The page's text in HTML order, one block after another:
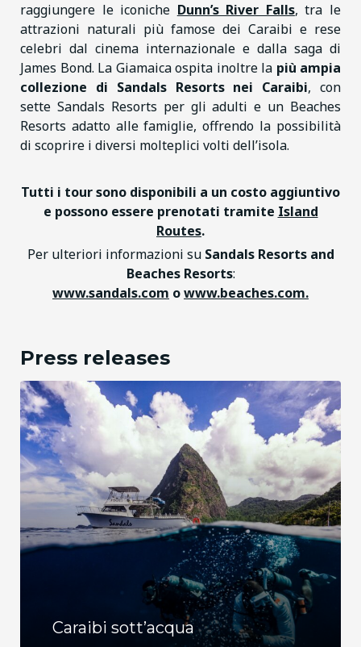
raggiungere le iconiche Dunn’s River Falls, tra le
attrazioni naturali più famose dei Caraibi e rese
celebri dal cinema internazionale e dalla saga di
James Bond. La Giamaica ospita inoltre la più ampia
collezione di Sandals Resorts nei Caraibi, con
sette Sandals Resorts per gli adulti e un Beaches
Resorts adatto alle famiglie, offrendo la possibilità
di scoprire i diversi molteplici volti dell’isola.
Tutti i tour sono disponibili a un costo aggiuntivo
e possono essere prenotati tramite Island
Routes.
Per ulteriori informazioni su Sandals Resorts and
Beaches Resorts:
www.sandals.com owww.beaches.com.
Press releases
Caraibi sott’acqua